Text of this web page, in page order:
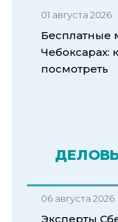
01 августа 2026
Бесплатные
Чебоксарах:
посмотреть
06 августа 2026
Эксперты